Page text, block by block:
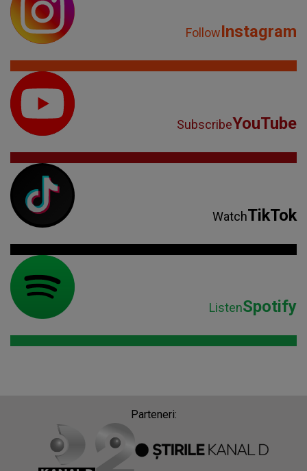
FollowInstagram
SubscribeYouTube
WatchTikTok
ListenSpotify
Parteneri: